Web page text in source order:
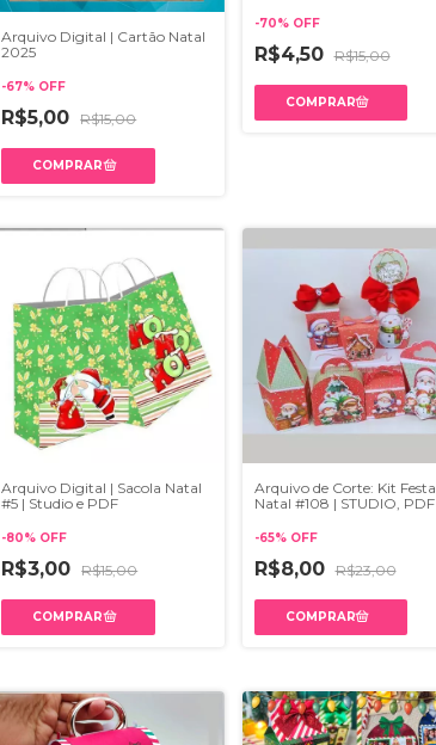
Arquivo Digital | Cartão Natal
2025
-67% OFF
R$5,00 R$15,00
-70% OFF
R$4,50 R$15,00
Arquivo Digital | Sacola Natal
#5 | Studio e PDF
-80% OFF
R$3,00 R$15,00
Arquivo de Corte: Kit Festa
Natal #108 | STUDIO, PDF
-65% OFF
R$8,00 R$23,00